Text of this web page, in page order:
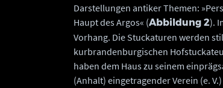
Darstellungen antiker Themen:
Haupt des Argos« (Abbildung 2).
Vorhang. Die Stuckaturen werden
kurbrandenburgischen
haben dem Haus zu seinem
(Anhalt) eingetragender Verein (e.